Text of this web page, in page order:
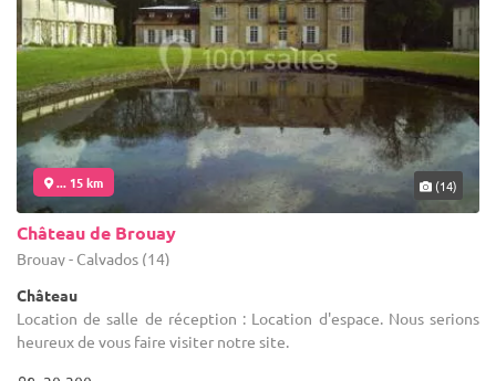
... 15 km (14)
Château de Brouay
Brouay - Calvados (14)
Château
Location de salle de réception : Location d'espace. Nous serions
heureux de vous faire visiter notre site.